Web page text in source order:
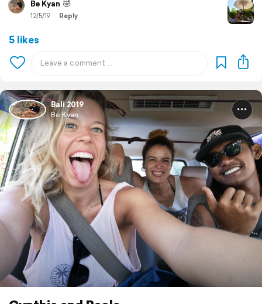
Be Kyan 🤣
12/5/19 Reply
5 likes
Bali 2019
Be Kyan